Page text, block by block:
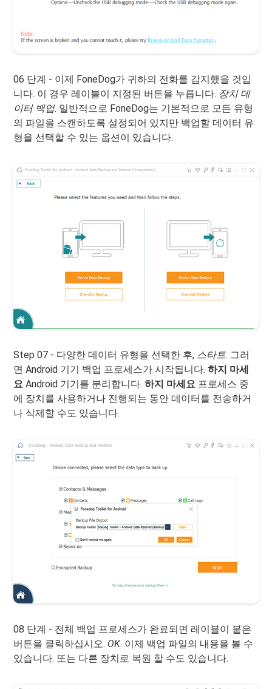
06 단계 - 이제 FoneDog가 귀하의 전화를 감지했을 것입
니다. 이 경우 레이블이 지정된 버튼을 누릅니다. 장치 데
이터 백업. 일반적으로 FoneDog는 기본적으로 모든 유형
의 파일을 스캔하도록 설정되어 있지만 백업할 데이터 유
형을 선택할 수 있는 옵션이 있습니다.
Step 07 - 다양한 데이터 유형을 선택한 후, 스타트. 그러
면 Android 기기 백업 프로세스가 시작됩니다.하지 마세
요 Android 기기를 분리합니다.하지 마세요 프로세스 중
에 장치를 사용하거나 진행되는 동안 데이터를 전송하거
나 삭제할 수도 있습니다.
08 단계 - 전체 백업 프로세스가 완료되면 레이블이 붙은
버튼을 클릭하십시오. OK. 이제 백업 파일의 내용을 볼 수
있습니다. 또는 다른 장치로 복원 할 수도 있습니다.